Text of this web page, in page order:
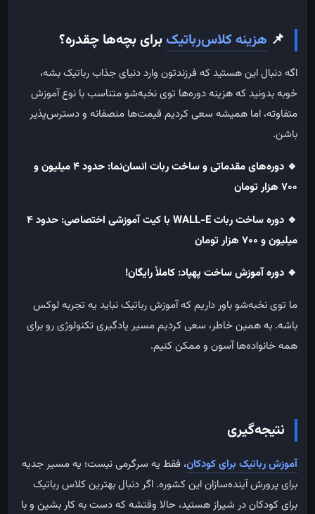
📌 هزینه کلاس‌رباتیک برای بچه‌ها چقدره؟
اگه دنبال این هستید که فرزندتون وارد دنیای جذاب رباتیک بشه،
خوبه بدونید که هزینه دوره‌ها توی نخبه‌شو متناسب با نوع آموزش
متفاوته، اما همیشه سعی کردیم قیمت‌ها منصفانه و دسترس‌پذیر
باشن.
🔹
دوره‌های مقدماتی و ساخت ربات انسان‌نما: حدود ۴ میلیون و
۷۰۰ هزار تومان
🔹 دوره ساخت رباتWALL-E
با کیت آموزشی اختصاصی: حدود ۴
میلیون و ۷۰۰ هزار تومان
🔹 دوره آموزش ساخت پهپاد: کاملاً رایگان!
ما توی نخبه‌شو باور داریم که آموزش رباتیک نباید یه تجربه لوکس
باشه. به همین خاطر، سعی کردیم مسیر یادگیری تکنولوژی رو برای
همه خانواده‌ها آسون و ممکن کنیم.
نتیجه‌گیری
آموزش رباتیک برای کودکان، فقط یه سرگرمی نیست؛ یه مسیر جدیه
برای پرورش آینده‌سازان این کشوره. اگر دنبال بهترین کلاس رباتیک
برای کودکان در شیراز هستید، حالا وقتشه که دست به کار بشین و با